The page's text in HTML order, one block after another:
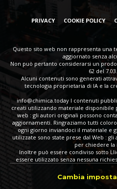
PRIVACY COOKIE POLICY
Questo sito web non rappresenta una
aggiornato senza
Non può pertanto considerarsi un
62 del
Alcuni contenuti sono generati
tecnologia proprietaria di IA e la
info@chimica.todayI contenuti
creati utilizzando materiale
web : gli autori originali possono
aggiornamenti. Ringraziamo tutti
ogni giorno inviandoci il materiale e
utilizzate sono state prese dal Web :
per chiedere la
Inoltre può essere condiviso sotto
essere utilizzato senza nessuna
Cambia